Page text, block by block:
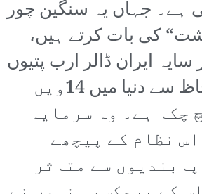
ہے۔ جہاں یہ سنگین چور
کی بات کرتے ہیں،
ایران ڈالر ارب پتیوں
کی تعداد کے لحاظ سے دنیا میں 14ویں
چکا ہے۔ وہ سرمایہ
نظام کے پیچھے
سے متاثر